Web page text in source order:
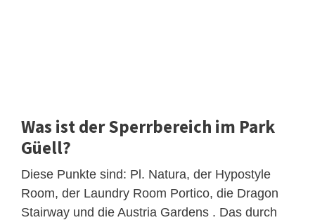
Was ist der Sperrbereich im Park
Güell?
Diese Punkte sind: Pl. Natura, der Hypostyle
Room, der Laundry Room Portico, die Dragon
Stairway und die Austria Gardens . Das durch